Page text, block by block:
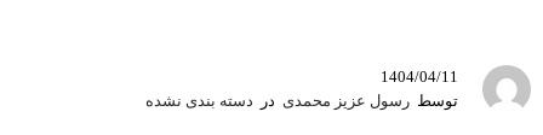
1404/04/11
توسط رسول عزیز محمدی در دسته بندی نشده